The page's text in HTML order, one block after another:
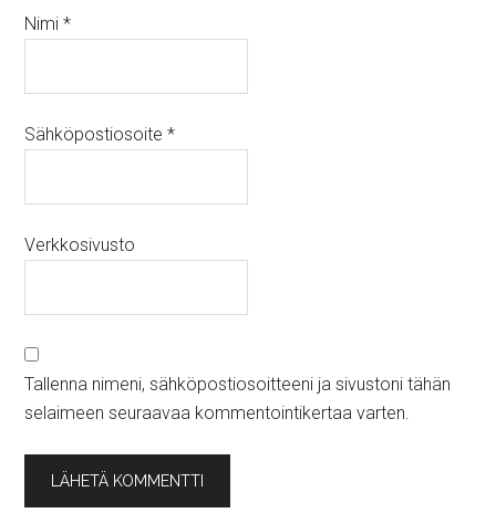
Nimi*
Sähköpostiosoite*
Verkkosivusto
Tallenna nimeni, sähköpostiosoitteeni ja sivustoni tähän
selaimeen seuraavaa kommentointikertaa varten.